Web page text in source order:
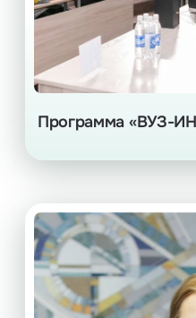
Программа «ВУЗ-
Оплачиваемые